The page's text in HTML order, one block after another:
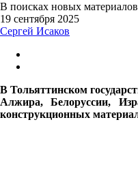
В поисках новых
19 сентября 2025
Сергей Исаков
В Тольяттинском
Алжира, Белоруссии,
конструкционных